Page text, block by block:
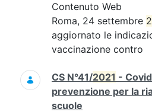
Contenuto Web
Roma, 24 settembre
aggiornato le
vaccinazione contro
CS N°41/2021 -
prevenzione per la
scuole